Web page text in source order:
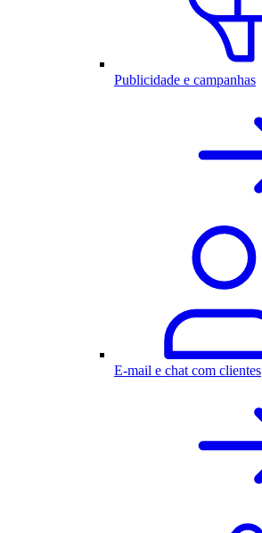
Publicidade e campanhas
E-mail e chat com clientes